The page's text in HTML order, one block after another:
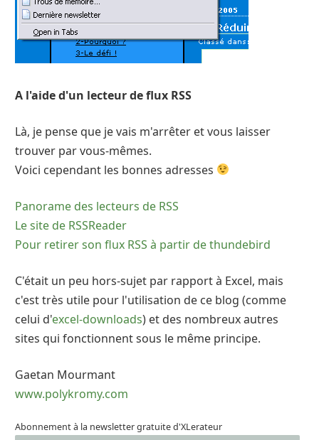
A l'aide d'un lecteur de flux RSS
Là, je pense que je vais m'arrêter et vous laisser
trouver par vous-mêmes.
Voici cependant les bonnes adresses
Panorame des lecteurs de RSS
Le site de RSSReader
Pour retirer son flux RSS à partir de thundebird
C'était un peu hors-sujet par rapport à Excel, mais
c'est très utile pour l'utilisation de ce blog (comme
celui d'excel-downloads) et des nombreux autres
sites qui fonctionnent sous le même principe.
Gaetan Mourmant
www.polykromy.com
Abonnement à la newsletter gratuite d'XLerateur